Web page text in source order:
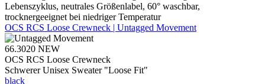
Lebenszyklus, neutrales Größenlabel, 60° waschbar,
trocknergeeignet bei niedriger Temperatur
OCS RCS Loose Crewneck | Untagged Movement
66.3020 NEW
OCS RCS Loose Crewneck
Schwerer Unisex Sweater "Loose Fit"
black